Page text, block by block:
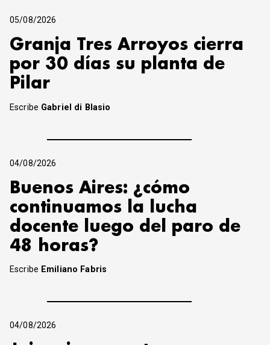
05/08/2026
Granja Tres Arroyos cierra
por 30 días su planta de
Pilar
Escribe Gabriel di Blasio
04/08/2026
Buenos Aires: ¿cómo
continuamos la lucha
docente luego del paro de
48 horas?
Escribe Emiliano Fabris
04/08/2026